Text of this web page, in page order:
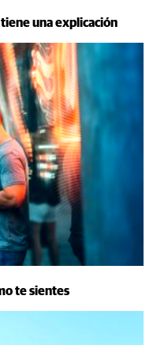
tiene una explicación
te sientes